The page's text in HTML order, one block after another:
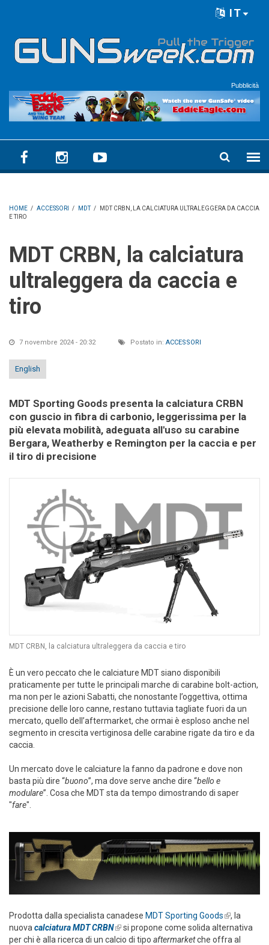
IT
Pubblicità
HOME / ACCESSORI / MDT /
MDT CRBN, LA CALCIATURA ULTRALEGGERA DA CACCIA
E TIRO
MDT CRBN, la calciatura
ultraleggera da caccia e
tiro
7 novembre 2024 - 20:32 Postato in: ACCESSORI
English
MDT Sporting Goods presenta la calciatura CRBN
con guscio in fibra di carbonio, leggerissima per la
più elevata mobilità, adeguata all'uso su carabine
Bergara, Weatherby e Remington per la caccia e per
il tiro di precisione
MDT CRBN, la calciatura ultraleggera da caccia e tiro
È un vero peccato che le calciature MDT siano disponibili
praticamente per tutte le principali marche di carabine bolt-action,
ma non per le azioni Sabatti, che nonostante l’oggettiva, ottima
precisione delle loro canne, restano tuttavia tagliate fuori da un
mercato, quello dell’aftermarket, che ormai è esploso anche nel
segmento in crescita vertiginosa delle carabine rigate da tiro e da
caccia.
Un mercato dove le calciature la fanno da padrone e dove non
basta più dire “buono”, ma dove serve anche dire “bello e
modulare”. Cosa che MDT sta da tempo dimostrando di saper
"fare".
Prodotta dalla specialista canadese MDT Sporting Goods(link is
external)
, la
nuova calciatura MDT CRBN(link is external)
si propone come solida alternativa
per chi è alla ricerca di un calcio di tipo aftermarketche offra al